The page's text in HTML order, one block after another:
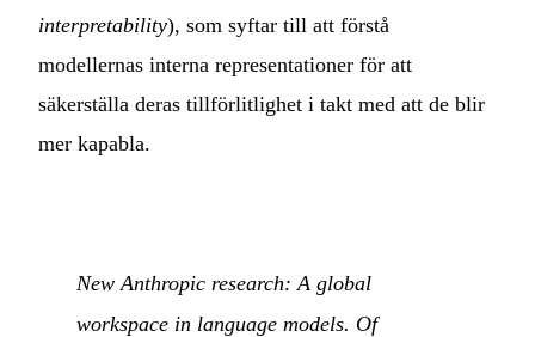
interpretability), som syftar till att förstå
modellernas interna representationer för att
säkerställa deras tillförlitlighet i takt med att de blir
mer kapabla.
New Anthropic research: A global
workspace in language models. Of